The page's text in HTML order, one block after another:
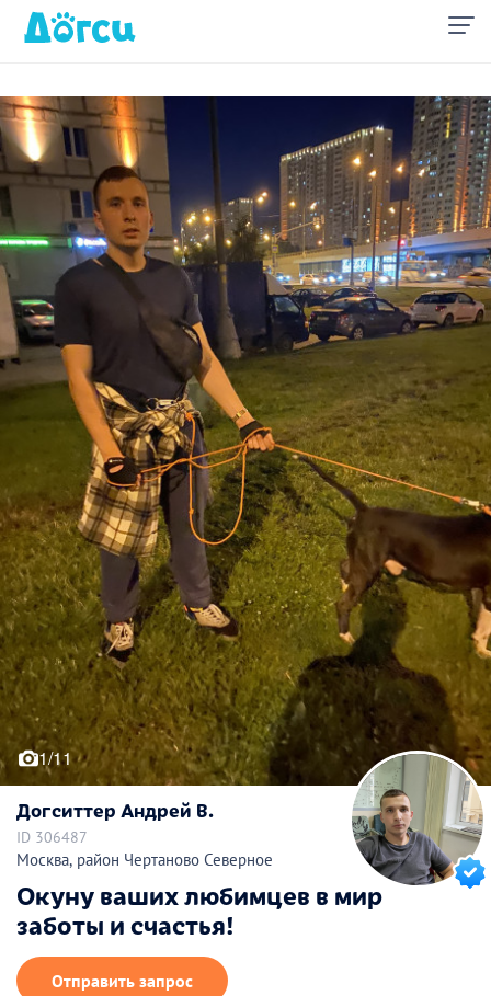
1/11
Догситтер Андрей В.
ID 306487
Москва, район Чертаново Северное
Окуну ваших любимцев в мир
заботы и счастья!
Отправить запрос